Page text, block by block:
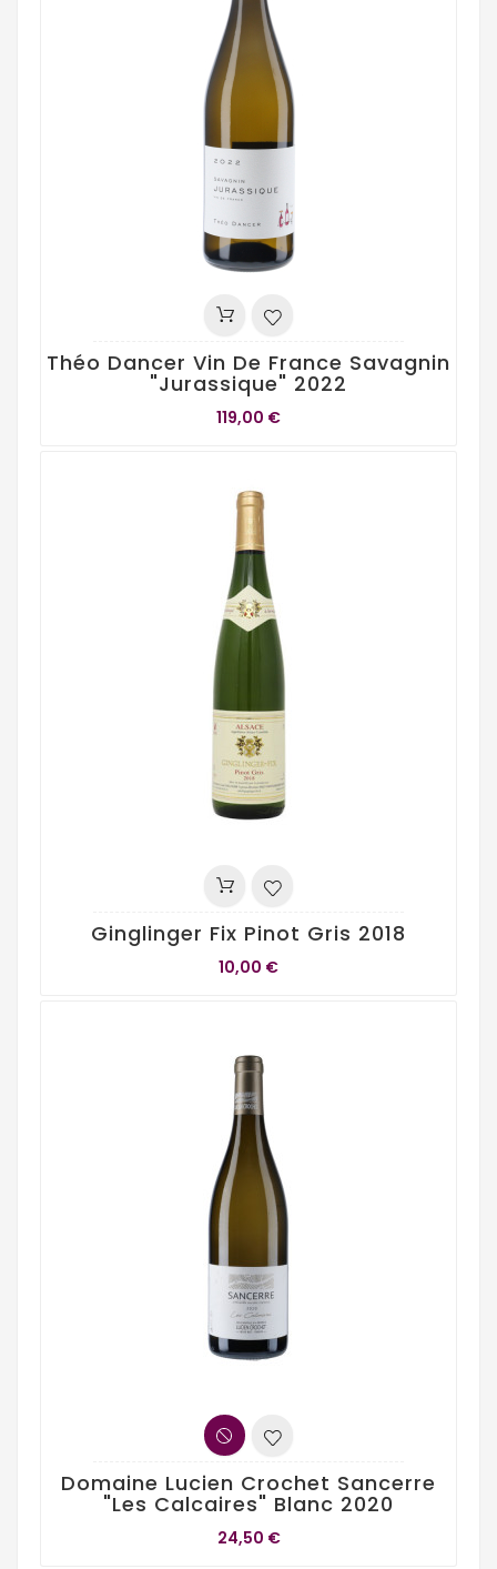
Théo Dancer Vin De France Savagnin
"Jurassique" 2022
119,00 €
Ginglinger Fix Pinot Gris 2018
10,00 €
Domaine Lucien Crochet Sancerre
"Les Calcaires" Blanc 2020
24,50 €